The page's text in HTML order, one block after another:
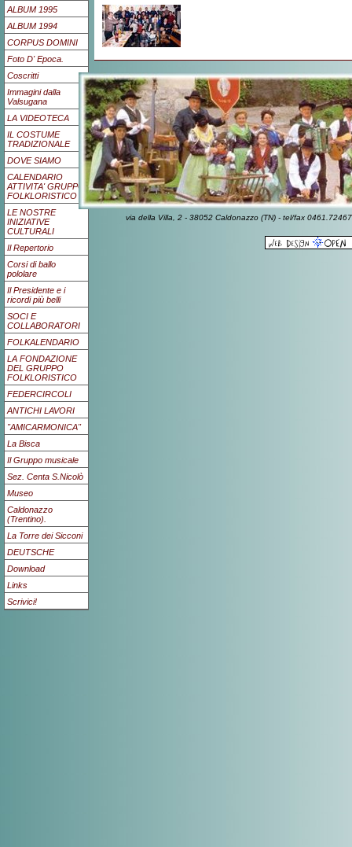
ALBUM 1995
ALBUM 1994
CORPUS DOMINI
Foto D' Epoca.
Coscritti
Immagini dalla
Valsugana
LA VIDEOTECA
IL COSTUME
TRADIZIONALE
DOVE SIAMO
CALENDARIO
ATTIVITA' GRUPPO
FOLKLORISTICO
LE NOSTRE
INIZIATIVE
CULTURALI
Il Repertorio
Corsi di ballo
pololare
Il Presidente e i
ricordi più belli
SOCI E
COLLABORATORI
FOLKALENDARIO
LA FONDAZIONE
DEL GRUPPO
FOLKLORISTICO
FEDERCIRCOLI
ANTICHI LAVORI
"AMICARMONICA"
La Bisca
Il Gruppo musicale
Sez. Centa S.Nicolò
Museo
Caldonazzo
(Trentino).
La Torre dei Sicconi
DEUTSCHE
Download
Links
Scrivici!
via della Villa, 2 - 38052 Caldonazzo (TN) - tel/fax